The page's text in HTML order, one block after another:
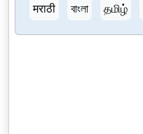
मराठी
বাংলা தமிழ்